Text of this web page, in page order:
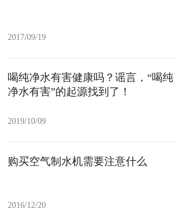
2017/09/19
喝纯净水有害健康吗？谣言，“喝纯
净水有害”的起源找到了！
2019/10/09
购买空气制水机需要注意什么
2016/12/20